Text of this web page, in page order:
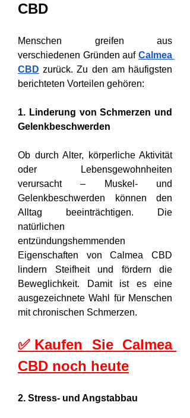
CBD
Menschen greifen aus
verschiedenen Gründen auf Calmea
CBD zurück. Zu den am häufigsten
berichteten Vorteilen gehören:
1. Linderung von Schmerzen und
Gelenkbeschwerden
Ob durch Alter, körperliche Aktivität
oder Lebensgewohnheiten
verursacht – Muskel- und
Gelenkbeschwerden können den
Alltag beeinträchtigen. Die
natürlichen
entzündungshemmenden
Eigenschaften von Calmea CBD
lindern Steifheit und fördern die
Beweglichkeit. Damit ist es eine
ausgezeichnete Wahl für Menschen
mit chronischen Schmerzen.
✅Kaufen Sie Calmea
CBD noch heute
2. Stress- und Angstabbau